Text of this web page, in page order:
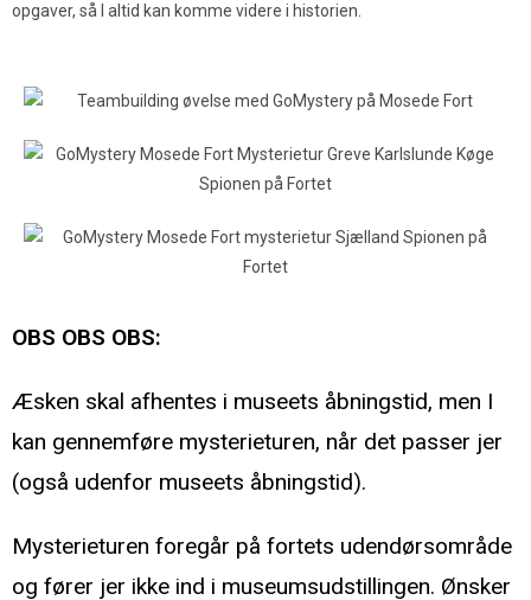
opgaver, så I altid kan komme videre i historien.
OBS OBS OBS:
Æsken skal afhentes i museets åbningstid, men I
kan gennemføre mysterieturen, når det passer jer
(også udenfor museets åbningstid).
Mysterieturen foregår på fortets udendørsområde
og fører jer ikke ind i museumsudstillingen. Ønsker